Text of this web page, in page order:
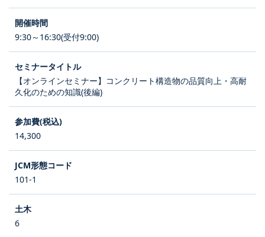
9:30～16:30(受付9:00)
【オンラインセミナー】コンクリート構造物の品質向上・高耐
久化のための知識(後編)
14,300
101-1
6